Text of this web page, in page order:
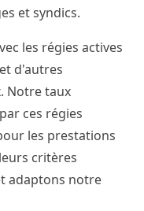
et syndics.
les régies actives
et d'autres
Notre taux
ces régies
les prestations
critères
adaptons notre